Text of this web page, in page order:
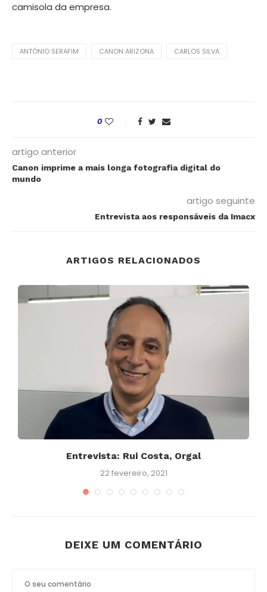
camisola da empresa.
ANTÓNIO SERAFIM CANON ARIZONA CARLOS SILVA
0
artigo anterior
Canon imprime a mais longa fotografia digital do
mundo
artigo seguinte
Entrevista aos responsáveis da Imacx
ARTIGOS RELACIONADOS
Entrevista: Rui Costa, Orgal
22 fevereiro, 2021
DEIXE UM COMENTÁRIO